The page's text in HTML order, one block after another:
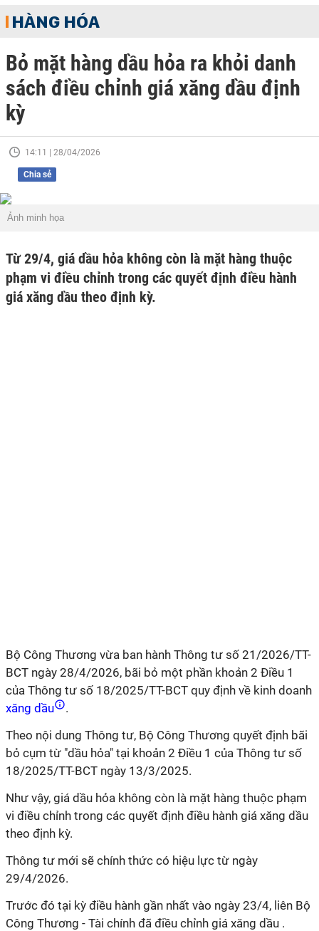
HÀNG HÓA
Bỏ mặt hàng dầu hỏa ra khỏi danh
sách điều chỉnh giá xăng dầu định
kỳ
14:11 | 28/04/2026
Chia sẻ
Ảnh minh họa
Từ 29/4, giá dầu hỏa không còn là mặt hàng thuộc
phạm vi điều chỉnh trong các quyết định điều hành
giá xăng dầu theo định kỳ.
Bộ Công Thương vừa ban hành Thông tư số 21/2026/TT-
BCT ngày 28/4/2026, bãi bỏ một phần khoản 2 Điều 1
của Thông tư số 18/2025/TT-BCT quy định về kinh doanh
xăng dầu
.
Theo nội dung Thông tư, Bộ Công Thương quyết định bãi
bỏ cụm từ "dầu hỏa" tại khoản 2 Điều 1 của Thông tư số
18/2025/TT-BCT ngày 13/3/2025.
Như vậy, giá dầu hỏa không còn là mặt hàng thuộc phạm
vi điều chỉnh trong các quyết định điều hành giá xăng dầu
theo định kỳ.
Thông tư mới sẽ chính thức có hiệu lực từ ngày
29/4/2026.
Trước đó tại kỳ điều hành gần nhất vào ngày 23/4, liên Bộ
Công Thương - Tài chính đã điều chỉnh giá xăng dầu .